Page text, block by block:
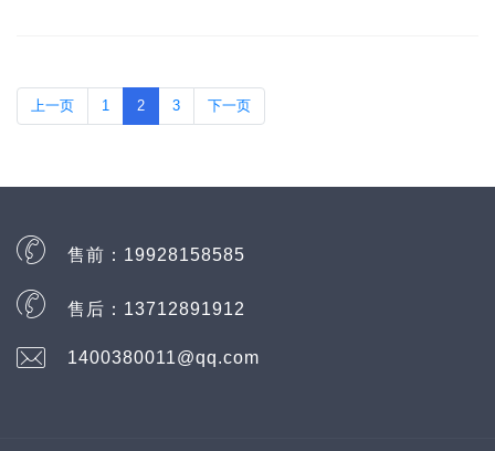
上一页 1 2 3 下一页
售前： 19928158585
售后： 13712891912
1400380011@qq.com